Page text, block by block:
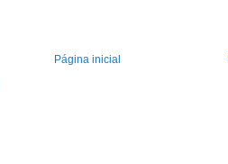
Página inicial